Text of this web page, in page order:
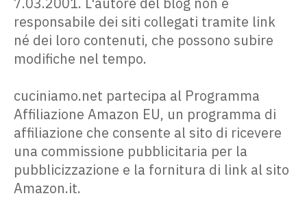
responsabile dei siti collegati tramite link
né dei loro contenuti, che possono subire
modifiche nel tempo.
cuciniamo.net partecipa al Programma
Affiliazione Amazon EU, un programma di
affiliazione che consente al sito di ricevere
una commissione pubblicitaria per la
pubblicizzazione e la fornitura di link al sito
Amazon.it.